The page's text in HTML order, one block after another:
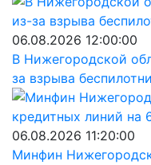
06.08.2026 12:00:00
В Нижегородской
за взрыва
06.08.2026 11:20:00
Минфин